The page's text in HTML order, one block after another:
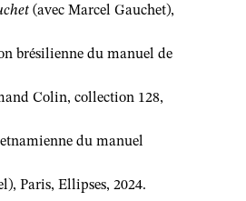
(avec Marcel Gauchet),
brésilienne du manuel de
Colin, collection 128,
du manuel
Paris, Ellipses, 2024.